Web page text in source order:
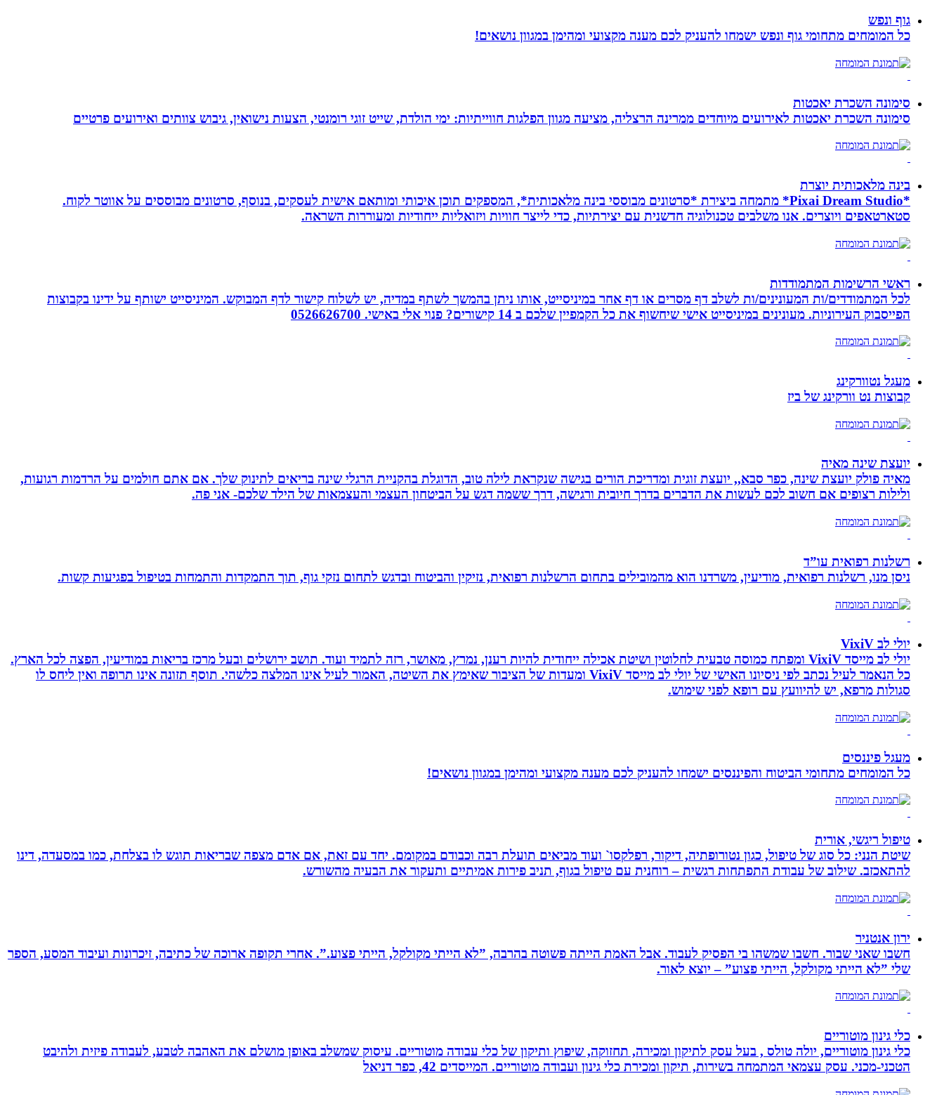
גוף ונפש
כל המומחים מתחומי גוף ונפש ישמחו להעניק לכם מענה מקצועי ומהימן במגוון נושאים!
סימונה השכרת יאכטות
סימונה השכרת יאכטות לאירועים מיוחדים ממרינה הרצליה, מציעה מגוון הפלגות חווייתיות: ימי הולדת, שייט זוגי רומנטי, הצעות נישואין, גיבוש צוותים ואירועים פרטיים
בינה מלאכותית יוצרת
*Pixai Dream Studio* מתמחה ביצירת *סרטונים מבוססי בינה מלאכותית*, המספקים תוכן איכותי ומותאם אישית לעסקים, בנוסף, סרטונים מבוססים על אווטר לקוח.
סטארטאפים ויוצרים. אנו משלבים טכנולוגיה חדשנית עם יצירתיות, כדי לייצר חוויות ויזואליות ייחודיות ומעוררות השראה.
ראשי הרשימות המתמודדות
לכל המתמודדים/ות המעונינים/ות לשלב דף מסרים או דף אחר במיניסייט, אותו ניתן בהמשך לשתף במדיה, יש לשלוח קישור לדף המבוקש. המיניסייט ישותף על ידינו בקבוצות
הפייסבוק העירוניות. מעונינים במיניסייט אישי שיחשוף את כל הקמפיין שלכם ב 14 קישורים? פנוי אלי באישי. 0526626700
מעגל נטוורקינג
קבוצות נט וורקינג של ביז
יועצת שינה מאיה
מאיה פולק יועצת שינה, כפר סבא,, יועצת זוגית ומדריכת הורים בגישה שנקראת לילה טוב, הדוגלת בהקניית הרגלי שינה בריאים לתינוק שלך. אם אתם חולמים על הרדמות רגועות,
ולילות רצופים אם חשוב לכם לעשות את הדברים בדרך חיובית ורגישה, דרך ששמה דגש על הביטחון העצמי והעצמאות של הילד שלכם- אני פה.
רשלנות רפואית עו”ד
ניסן מנו, רשלנות רפואית, מודיעין, משרדנו הוא מהמובילים בתחום הרשלנות רפואית, נזיקין והביטוח ובדגש לתחום נזקי גוף, תוך התמקדות והתמחות בטיפול בפגיעות קשות.
יולי לב VixiV
יולי לב מייסד VixiV ומפתח כמוסה טבעית לחלוטין ושיטת אכילה ייחודית להיות רענן, נמרץ, מאושר, רזה לתמיד ועוד. תושב ירושלים ובעל מרכז בריאות במודיעין, הפצה לכל הארץ.
כל הנאמר לעיל נכתב לפי ניסיונו האישי של יולי לב מייסד VixiV ומעדות של הציבור שאימץ את השיטה, האמור לעיל אינו המלצה כלשהי. תוסף תזונה אינו תרופה ואין ליחס לו
סגולות מרפא, יש להיוועץ עם רופא לפני שימוש.
מעגל פיננסים
כל המומחים מתחומי הביטוח והפיננסים ישמחו להעניק לכם מענה מקצועי ומהימן במגוון נושאים!
טיפול ריגשי, אורית
שיטת הנני: כל סוג של טיפול, כגון נטורופתיה, דיקור, רפלקסו` ועוד מביאים תועלת רבה וכבודם במקומם. יחד עם זאת, אם אדם מצפה שבריאות תוגש לו בצלחת, כמו במסעדה, דינו
להתאכזב. שילוב של עבודת התפתחות רגשית – רוחנית עם טיפול בגוף, תניב פירות אמיתיים ותעקור את הבעיה מהשורש.
ירון אנטניר
חשבו שאני שבור. חשבו שמשהו בי הפסיק לעבוד. אבל האמת הייתה פשוטה בהרבה, ”לא הייתי מקולקל, הייתי פצוע.”. אחרי תקופה ארוכה של כתיבה, זיכרונות ועיבוד המסע, הספר
שלי ”לא הייתי מקולקל, הייתי פצוע” – יוצא לאור.
כלי גינון מוטוריים
כלי גינון מוטוריים, יולה טולס , בעל עסק לתיקון ומכירה, תחזוקה, שיפוץ ותיקון של כלי עבודה מוטוריים. עיסוק שמשלב באופן מושלם את האהבה לטבע, לעבודה פיזית ולהיבט
הטכני-מכני. עסק עצמאי המתמחה בשירות, תיקון ומכירת כלי גינון ועבודה מוטוריים. המייסדים 42, כפר דניאל